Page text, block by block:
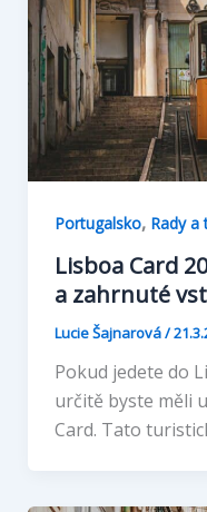
Portugalsko, Rady a
Lisboa Card
a zahrnuté
Lucie Šajnarová/
Pokud jedete do
určitě byste měli
Card. Tato